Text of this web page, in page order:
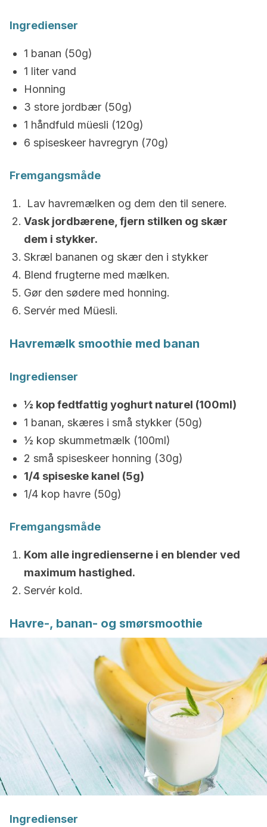
Ingredienser
1 banan (50g)
1 liter vand
Honning
3 store jordbær (50g)
1 håndfuld müesli (120g)
6 spiseskeer havregryn (70g)
Fremgangsmåde
Lav havremælken og dem den til senere.
Vask jordbærene, fjern stilken og skær
dem i stykker.
Skræl bananen og skær den i stykker
Blend frugterne med mælken.
Gør den sødere med honning.
Servér med Müesli.
Havremælk smoothie med banan
Ingredienser
½ kop fedtfattig yoghurt naturel (100ml)
1 banan, skæres i små stykker (50g)
½ kop skummetmælk (100ml)
2 små spiseskeer honning (30g)
1/4 spiseske kanel (5g)
1/4 kop havre (50g)
Fremgangsmåde
Kom alle ingredienserne i en blender ved
maximum hastighed.
Servér kold.
Havre-, banan- og smørsmoothie
Ingredienser